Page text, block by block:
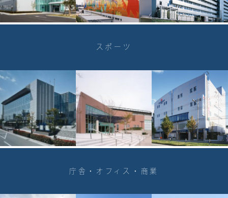
スポーツ
庁舎・オフィス・商業